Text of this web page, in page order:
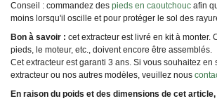
Conseil : commandez des pieds en caoutchouc afin
moins lorsqu'il oscille et pour protéger le sol des
Bon à savoir : cet extracteur est livré en kit à monter.
pieds, le moteur, etc., doivent encore être assemblés.
Cet extracteur est garanti 3 ans. Si vous souhaitez en
extracteur ou nos autres modèles, veuillez nous
En raison du poids et des dimensions de cet